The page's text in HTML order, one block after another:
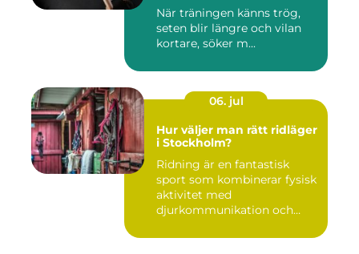
När träningen känns trög,
seten blir längre och vilan
kortare, söker m...
06. jul
Hur väljer man rätt ridläger
i Stockholm?
Ridning är en fantastisk
sport som kombinerar fysisk
aktivitet med
djurkommunikation och